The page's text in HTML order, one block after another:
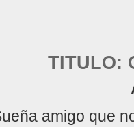
TITULO:
amigo que